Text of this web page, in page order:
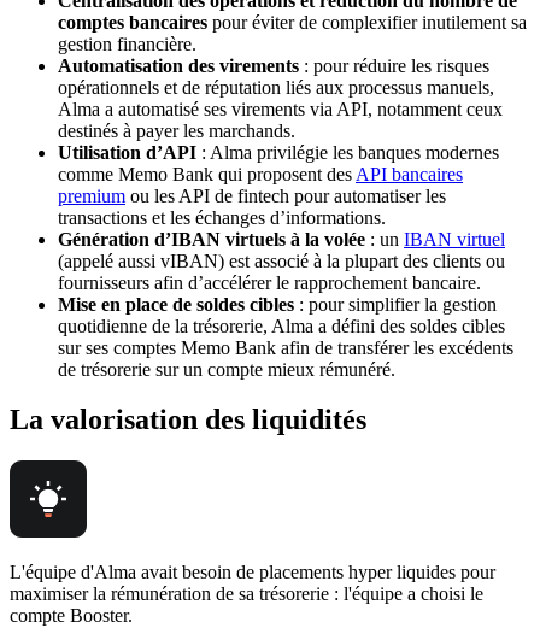
comptes bancaires pour éviter de complexifier inutilement sa
gestion financière.
Automatisation des virements : pour réduire les risques
opérationnels et de réputation liés aux processus manuels,
Alma a automatisé ses virements via API, notamment ceux
destinés à payer les marchands.
Utilisation d’API : Alma privilégie les banques modernes
comme Memo Bank qui proposent des API bancaires
premium ou les API de fintech pour automatiser les
transactions et les échanges d’informations.
Génération d’IBAN virtuels à la volée : un IBAN virtuel
(appelé aussi vIBAN) est associé à la plupart des clients ou
fournisseurs afin d’accélérer le rapprochement bancaire.
Mise en place de soldes cibles : pour simplifier la gestion
quotidienne de la trésorerie, Alma a défini des soldes cibles
sur ses comptes Memo Bank afin de transférer les excédents
de trésorerie sur un compte mieux rémunéré.
La valorisation des liquidités
L'équipe d'Alma avait besoin de placements hyper liquides pour
maximiser la rémunération de sa trésorerie : l'équipe a choisi le
compte Booster.